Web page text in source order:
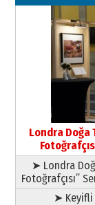
03 Ağustos 2026
09
11
Londra Doğa
➤ Londra
Fotoğrafçısı”
➤ Keyifli